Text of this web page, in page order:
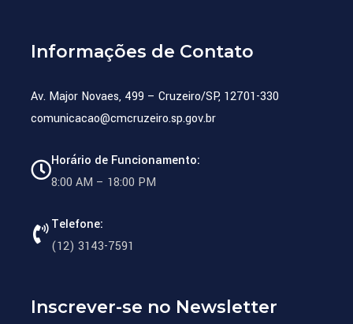
Informações de Contato
Av. Major Novaes, 499 – Cruzeiro/SP, 12701-330
comunicacao@cmcruzeiro.sp.gov.br
Horário de Funcionamento:
8:00 AM – 18:00 PM
Telefone:
(12) 3143-7591
Inscrever-se no Newsletter